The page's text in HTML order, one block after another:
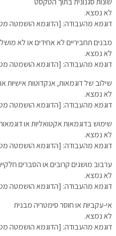
לא נמצא.
דוגמא מהעבודה: [הדוגמא הושמטה
מבנים תחביריים לא אחידים או לא
לא נמצא.
דוגמא מהעבודה: [הדוגמא הושמטה
שילוב של דוגמאות, אנקדוטות אישיות
לא נמצא.
דוגמא מהעבודה: [הדוגמא הושמטה
שימוש בדוגמאות אקטואליות או
לא נמצא.
דוגמא מהעבודה: [הדוגמא הושמטה
ערבוב מושגים קרובים או הסברים
לא נמצא.
דוגמא מהעבודה: [הדוגמא הושמטה
אי-עקביות או חוסר סימטריה מבנית
לא נמצא.
דוגמא מהעבודה: [הדוגמא הושמטה